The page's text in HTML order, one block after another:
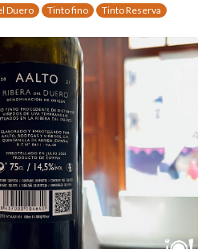
Duero Tinto fino Tinto Reserva